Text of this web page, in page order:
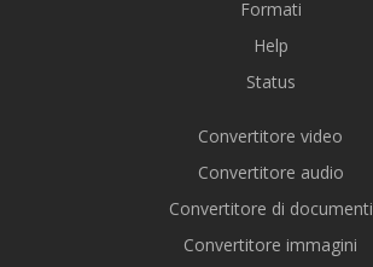
Formati
Help
Status
Convertitore video
Convertitore audio
Convertitore di documenti
Convertitore immagini